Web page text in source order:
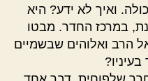
ואיך לא ידע? היא
במרכז החדר. מבטו
הרב ואלוהים שבשמיים